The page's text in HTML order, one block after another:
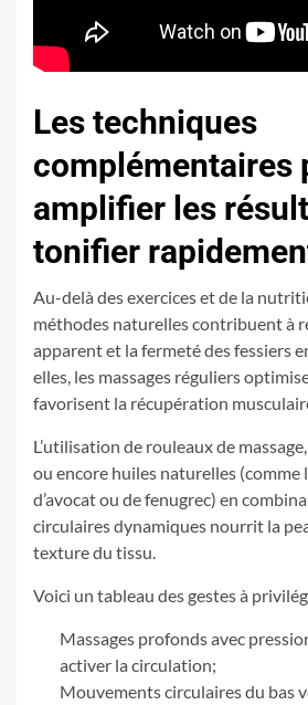
Les techniques
complémentaires
amplifier les
tonifier
Au-delà des exercices et de la
méthodes naturelles contribuent à
apparent et la fermeté des fessiers
elles, les massages réguliers
favorisent la récupération
L’utilisation de rouleaux de
ou encore huiles naturelles (comme
d’avocat ou de fenugrec) en
circulaires dynamiques nourrit la
texture du tissu.
Voici un tableau des gestes à
Massages profonds avec
activer la circulation;
Mouvements circulaires du bas